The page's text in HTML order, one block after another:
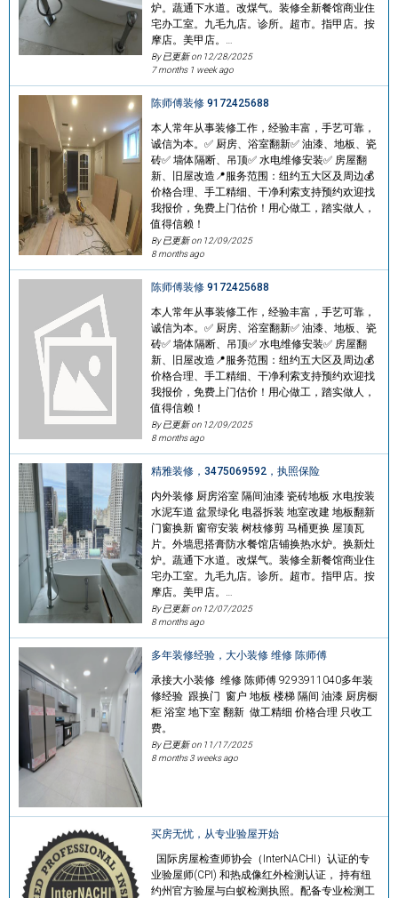
炉。蔬通下水道。改煤气。装修全新餐馆商业住
宅办工室。九毛九店。诊所。超市。指甲店。按
摩店。美甲店。…
By 已更新 on 12/28/2025
7 months 1 week ago
陈师傅装修 9172425688
本人常年从事装修工作，经验丰富，手艺可靠，
诚信为本。✅ 厨房、浴室翻新✅ 油漆、地板、瓷
砖✅ 墙体隔断、吊顶✅ 水电维修安装✅ 房屋翻
新、旧屋改造📍服务范围：纽约五大区及周边💰
价格合理、手工精细、干净利索支持预约欢迎找
我报价，免费上门估价！用心做工，踏实做人，
值得信赖！
By 已更新 on 12/09/2025
8 months ago
陈师傅装修 9172425688
本人常年从事装修工作，经验丰富，手艺可靠，
诚信为本。✅ 厨房、浴室翻新✅ 油漆、地板、瓷
砖✅ 墙体隔断、吊顶✅ 水电维修安装✅ 房屋翻
新、旧屋改造📍服务范围：纽约五大区及周边💰
价格合理、手工精细、干净利索支持预约欢迎找
我报价，免费上门估价！用心做工，踏实做人，
值得信赖！
By 已更新 on 12/09/2025
8 months ago
精雅装修，3475069592，执照保险
内外装修 厨房浴室 隔间油漆 瓷砖地板 水电按装
水泥车道 盆景绿化 电器拆装 地室改建 地板翻新
门窗换新 窗帘安装 树枝修剪 马桶更换 屋顶瓦
片。外墙思搭膏防水餐馆店铺换热水炉。换新灶
炉。蔬通下水道。改煤气。装修全新餐馆商业住
宅办工室。九毛九店。诊所。超市。指甲店。按
摩店。美甲店。…
By 已更新 on 12/07/2025
8 months ago
多年装修经验，大小装修 维修 陈师傅
承接大小装修 维修 陈师傅 9293911040多年装
修经验 跟换门 窗户 地板 楼梯 隔间 油漆 厨房橱
柜 浴室 地下室 翻新 做工精细 价格合理 只收工
费。
By 已更新 on 11/17/2025
8 months 3 weeks ago
买房无忧，从专业验屋开始
国际房屋检查师协会（InterNACHI）认证的专
业验屋师(CPI) 和热成像红外检测认证， 持有纽
约州官方验屋与白蚁检测执照。配备专业检测工